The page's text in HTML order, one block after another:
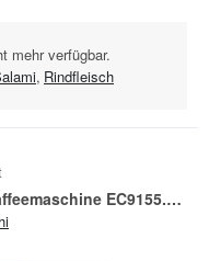
mehr verfügbar.
, Rindfleisch
Siebträger-Kaffeemaschine EC9155.MB La Specialista Arte